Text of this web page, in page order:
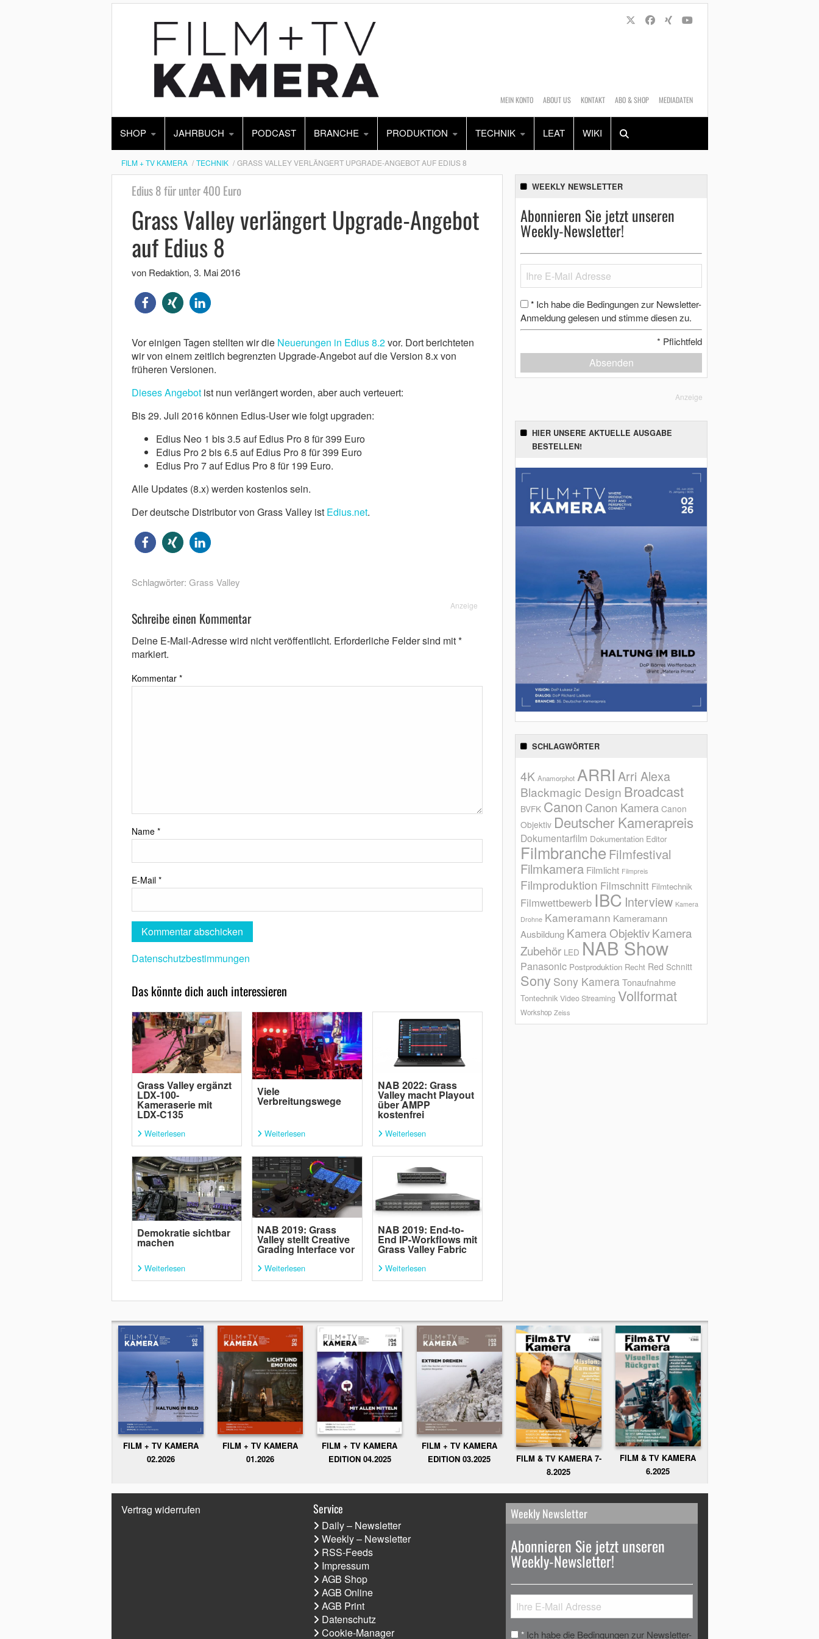
MEIN KONTO ABOUT US KONTAKT ABO & SHOP MEDIADATEN
SHOP JAHRBUCH PODCAST BRANCHE PRODUKTION TECHNIK LEAT WIKI
Alles Shop
FILM + TV KAMERA TECHNIK GRASS VALLEY VERLÄNGERT UPGRADE-ANGEBOT AUF EDIUS 8
Edius 8 für unter 400 Euro
Grass Valley verlängert Upgrade-Angebot
auf Edius 8
von Redaktion, 3. Mai 2016
Vor einigen Tagen stellten wir die Neuerungen in Edius 8.2vor. Dort berichteten
wir von einem zeitlich begrenzten Upgrade-Angebot auf die Version 8.x von
früheren Versionen.
Dieses Angebotist nun verlängert worden, aber auch verteuert:
Bis 29. Juli 2016 können Edius-User wie folgt upgraden:
Edius Neo 1 bis 3.5 auf Edius Pro 8 für 399 Euro
Edius Pro 2 bis 6.5 auf Edius Pro 8 für 399 Euro
Edius Pro 7 auf Edius Pro 8 für 199 Euro.
Alle Updates (8.x) werden kostenlos sein.
Der deutsche Distributor von Grass Valley ist Edius.net.
Schlagwörter: Grass Valley
Anzeige
Schreibe einen Kommentar
Deine E-Mail-Adresse wird nicht veröffentlicht. Erforderliche Felder sind mit*
markiert.
Kommentar *
Name *
E-Mail *
Datenschutzbestimmungen
Das könnte dich auch interessieren
Grass Valley ergänzt
LDX-100-
Kameraserie mit
LDX-C135
Weiterlesen
Viele
Verbreitungswege
Weiterlesen
NAB 2022: Grass
Valley macht Playout
über AMPP
kostenfrei
Weiterlesen
Demokratie sichtbar
machen
Weiterlesen
NAB 2019: Grass
Valley stellt Creative
Grading Interface vor
Weiterlesen
NAB 2019: End-to-
End IP-Workflows mit
Grass Valley Fabric
Weiterlesen
WEEKLY NEWSLETTER
Abonnieren Sie jetzt unseren
Weekly-Newsletter!
* Ich habe die Bedingungen zur Newsletter-
Anmeldung gelesen und stimme diesen zu.
* Pflichtfeld
Absenden
Anzeige
HIER UNSERE AKTUELLE AUSGABE
BESTELLEN!
SCHLAGWÖRTER
4K Anamorphot ARRI Arri Alexa
Blackmagic Design Broadcast
BVFK Canon Canon Kamera Canon
Objektiv Deutscher Kamerapreis
Dokumentarfilm Dokumentation Editor
Filmbranche Filmfestival
Filmkamera Filmlicht Filmpreis
Filmproduktion Filmschnitt Filmtechnik
Filmwettbewerb IBC Interview Kamera
Drohne Kameramann Kameramann
Ausbildung Kamera ObjektivKamera
Zubehör LED NAB Show
Panasonic Postproduktion Recht Red Schnitt
Sony Sony KameraTonaufnahme
Tontechnik Video Streaming Vollformat
Workshop Zeiss
FILM + TV KAMERA
02.2026
FILM + TV KAMERA
01.2026
FILM + TV KAMERA
EDITION 04.2025
FILM + TV KAMERA
EDITION 03.2025
FILM & TV KAMERA 7-
8.2025
FILM & TV KAMERA
6.2025
Vertrag widerrufen Service
Daily – Newsletter
Weekly – Newsletter
RSS-Feeds
Impressum
AGB Shop
AGB Online
AGB Print
Datenschutz
Cookie-Manager
Weekly Newsletter
Abonnieren Sie jetzt unseren
Weekly-Newsletter!
* Ich habe die Bedingungen zur Newsletter-